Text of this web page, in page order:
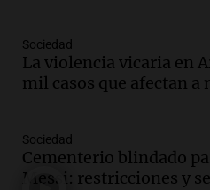
Audio.
humildad en
según San Ignacio
Audio.Tormentas
agua entra por
Sociedad
La violencia vicaria en
mil casos que afectan a
Sociedad
Cementerio blindado
Messi: restricciones y